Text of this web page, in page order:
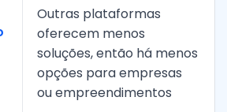
Outras plataformas
oferecem menos
soluções, então há menos
opções para empresas
ou empreendimentos